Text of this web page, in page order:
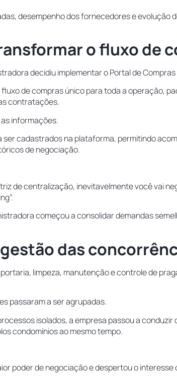
desempenho dos fornecedores e evolução
o fluxo de
decidiu implementar o Portal de Compras
de compras único para toda a operação,
contratações.
informações.
cadastrados na plataforma, permitindo
de negociação.
de centralização, inevitavelmente você vai
começou a consolidar demandas
das
limpeza, manutenção e controle de
passaram a ser agrupadas.
isolados, a empresa passou a
condomínios ao mesmo tempo.
poder de negociação e despertou o